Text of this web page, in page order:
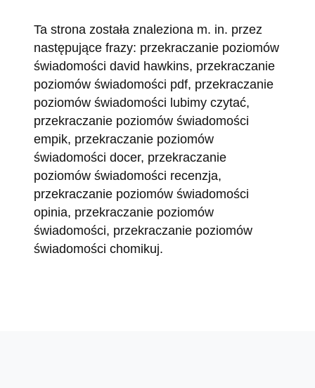
Ta strona została znaleziona m. in. przez
następujące frazy: przekraczanie poziomów
świadomości david hawkins, przekraczanie
poziomów świadomości pdf, przekraczanie
poziomów świadomości lubimy czytać,
przekraczanie poziomów świadomości
empik, przekraczanie poziomów
świadomości docer, przekraczanie
poziomów świadomości recenzja,
przekraczanie poziomów świadomości
opinia, przekraczanie poziomów
świadomości, przekraczanie poziomów
świadomości chomikuj.